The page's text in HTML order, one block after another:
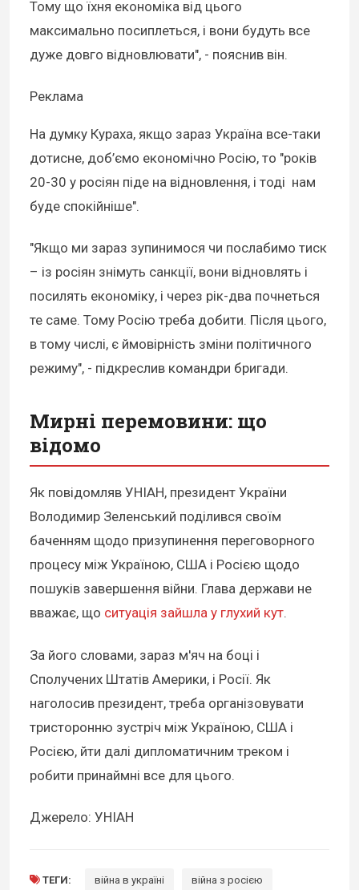
Тому що їхня економіка від цього
максимально посиплеться, і вони будуть все
дуже довго відновлювати", - пояснив він.
Реклама
На думку Кураха, якщо зараз Україна все-таки
дотисне, доб’ємо економічно Росію, то "років
20-30 у росіян піде на відновлення, і тоді нам
буде спокійніше".
"Якщо ми зараз зупинимося чи послабимо тиск
– із росіян знімуть санкції, вони відновлять і
посилять економіку, і через рік-два почнеться
те саме. Тому Росію треба добити. Після цього,
в тому числі, є ймовірність зміни політичного
режиму", - підкреслив командри бригади.
Мирні перемовини: що
відомо
Як повідомляв УНІАН, президент України
Володимир Зеленський поділився своїм
баченням щодо призупинення переговорного
процесу між Україною, США і Росією щодо
пошуків завершення війни. Глава держави не
вважає, що ситуація зайшла у глухий кут.
За його словами, зараз м'яч на боці і
Сполучених Штатів Америки, і Росії. Як
наголосив президент, треба організовувати
тристоронню зустріч між Україною, США і
Росією, йти далі дипломатичним треком і
робити принаймні все для цього.
Джерело: УНІАН
ТЕГИ: війна в україні війна з росією